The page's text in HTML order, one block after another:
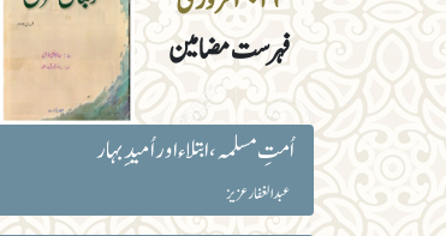
فہرست مضامین
اُمتِ مسلمہ ، ابتلاء اور اُمیدِبہار
عبد الغفار عزیز